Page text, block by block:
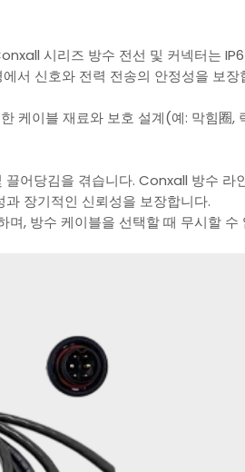
시리즈 방수 전선 및 커넥터는
서 신호와 전력 전송의 안정성을 보장
케이블 재료와 보호 설계(예: 막힘圈,
어당김을 겪습니다. Conxall 방수 라
장기적인 신뢰성을 보장합니다.
, 방수 케이블을 선택할 때 무시할 수